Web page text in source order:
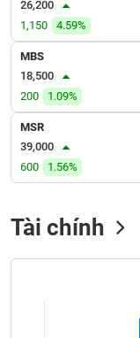
26,200
1,150
4.59%
MBS
18,500
200
1.09%
MSR
39,000
600
1.56%
Tài chính
VỤ
TRUYỀN
THÔNG
TIỆN
ÍCH
BẤT
ĐỘNG